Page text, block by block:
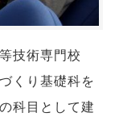
技術専門校
くり基礎科を
科目として建